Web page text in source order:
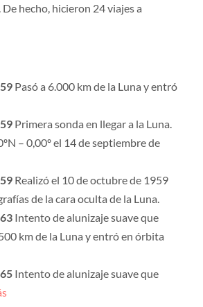
hecho, hicieron 24 viajes a
Pasó a 6.000 km de la Luna y entró
Primera sonda en llegar a la Luna.
– 0,00º el 14 de septiembre de
Realizó el 10 de octubre de 1959
de la cara oculta de la Luna.
Intento de alunizaje suave que
km de la Luna y entró en órbita
Intento de alunizaje suave que